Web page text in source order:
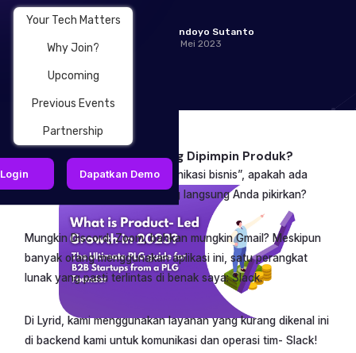
Your Tech Matters
Why Join?
Upcoming
Previous Events
Partnership
Login Dapatkan Demo
Handoyo Sutanto
25 Mei 2023
Apa itu Pertumbuhan yang Dipimpin Produk?
Saat saya mengatakan “komunikasi bisnis”, apakah ada
perusahaan atau aplikasi yang langsung Anda pikirkan?
Mungkin Discord, Zoom, bahkan mungkin Gmail? Meskipun
banyak orang menggunakan aplikasi ini, satu perangkat
lunak yang pasti terlintas di benak saya: Slack.
Di Lyrid, kami menggunakan layanan yang kurang dikenal ini
di backend kami untuk komunikasi dan operasi tim- Slack!